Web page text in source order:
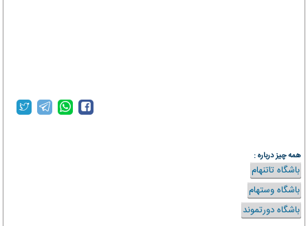
همه چیز درباره :
باشگاه تاتنهام
باشگاه وستهام
باشگاه دورتموند